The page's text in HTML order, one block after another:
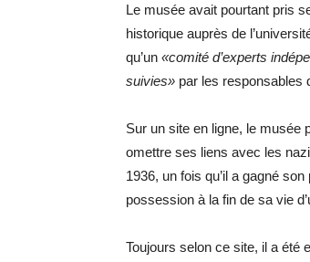
Le musée avait pourtant pris
historique auprès de
qu’un «comité d’experts
suivies» par les responsables
Sur un site en ligne, le musée
omettre ses liens avec les
1936, un fois qu’il a gagné
possession à la fin de sa vie
Toujours selon ce site, il a été